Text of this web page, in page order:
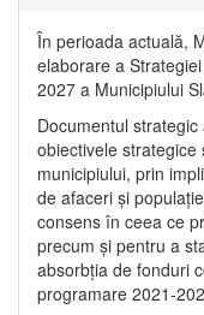
În perioada actuală,
elaborare a
2027 a Municipiului
Documentul
obiectivele
municipiului, prin
de afaceri și
consens în ceea ce
precum și pentru a
absorbția de fonduri
programare 2021-